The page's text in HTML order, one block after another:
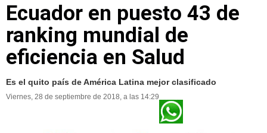
Ecuador en puesto 43 de
ranking mundial de
eficiencia en Salud
Es el quito país de América Latina mejor clasificado
Viernes, 28 de septiembre de 2018, a las 14:29